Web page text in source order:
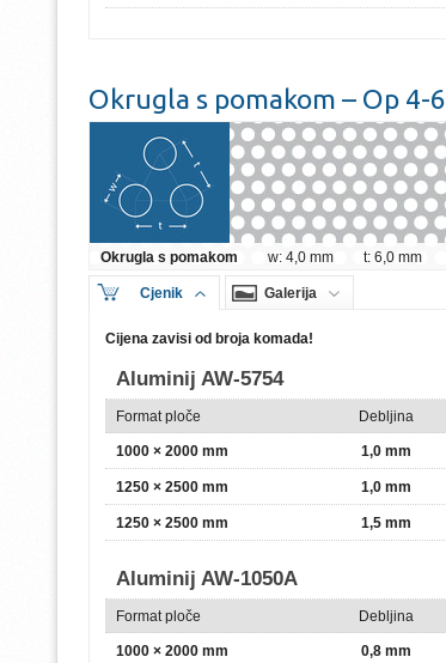
Okrugla s pomakom – Op 4-6
Okrugla s pomakom w: 4,0 mm t: 6,0 mm
Cjenik Galerija
Cijena zavisi od broja komada!
Aluminij AW-5754
Format ploče Debljina
1000 × 2000 mm 1,0 mm
1250 × 2500 mm 1,0 mm
1250 × 2500 mm 1,5 mm
Aluminij AW-1050A
Format ploče Debljina
1000 × 2000 mm 0,8 mm